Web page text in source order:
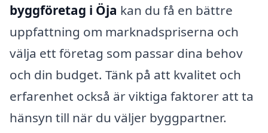
byggföretag i Öja kan du få en bättre
uppfattning om marknadspriserna och
välja ett företag som passar dina behov
och din budget. Tänk på att kvalitet och
erfarenhet också är viktiga faktorer att ta
hänsyn till när du väljer byggpartner.